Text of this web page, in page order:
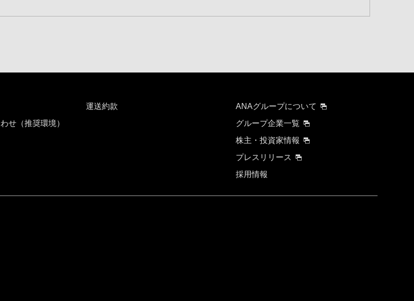
経由地および乗り継ぎ所要時間を追加する
画面にて最新の情報をご確認ください。
される場合があります。
せ（推奨環境）
運送約款
ANAグループについて
グループ企業一覧
株主・投資家情報
プレスリリース
採用情報